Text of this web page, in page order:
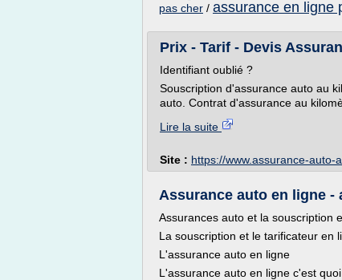
pas cher / assurance en ligne
Prix - Tarif - Devis
Identifiant oublié ?
Souscription d'assurance auto au
auto. Contrat d'assurance au
Lire la suite
Site : https://www.assurance-auto-
Assurance auto en ligne -
Assurances auto et la souscription
La souscription et le tarificateur en
L'assurance auto en ligne
L'assurance auto en ligne c'est